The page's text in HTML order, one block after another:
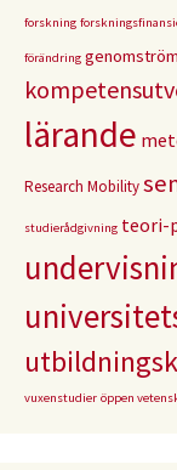
forskning
förändring
lärande
Research Mobility
studierådgivning teori-
vuxenstudier öppen